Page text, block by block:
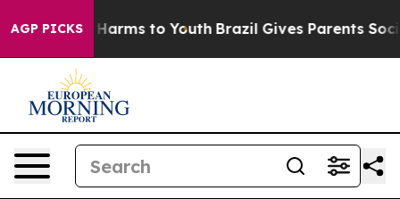
AGP PICKS
Abate Harms to Youth Brazil Gives Parents Social